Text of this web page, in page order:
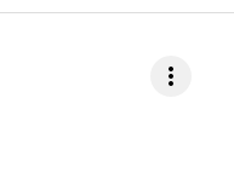
more_vert